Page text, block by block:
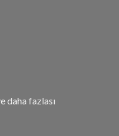
fazlası